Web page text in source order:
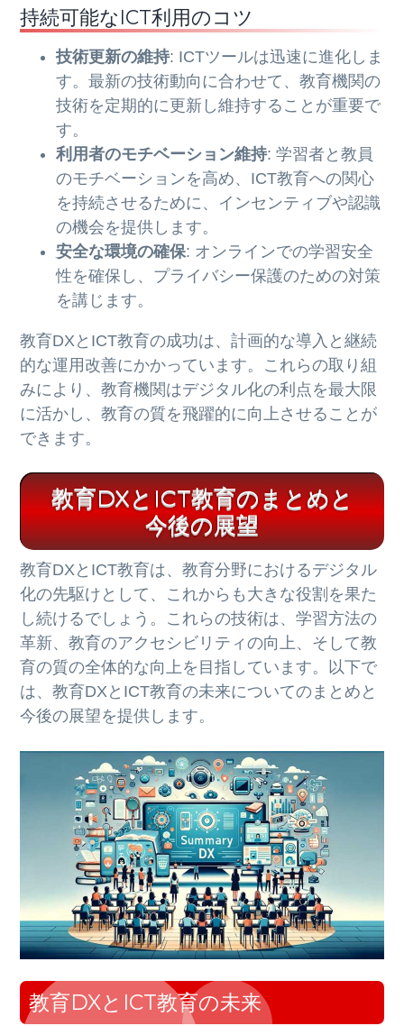
持続可能なICT利用のコツ
技術更新の維持: ICTツールは迅速に進化しま
す。最新の技術動向に合わせて、教育機関の
技術を定期的に更新し維持することが重要で
す。
利用者のモチベーション維持: 学習者と教員
のモチベーションを高め、ICT教育への関心
を持続させるために、インセンティブや認識
の機会を提供します。
安全な環境の確保: オンラインでの学習安全
性を確保し、プライバシー保護のための対策
を講じます。
教育DXとICT教育の成功は、計画的な導入と継続
的な運用改善にかかっています。これらの取り組
みにより、教育機関はデジタル化の利点を最大限
に活かし、教育の質を飛躍的に向上させることが
できます。
教育DXとICT教育のまとめと
今後の展望
教育DXとICT教育は、教育分野におけるデジタル
化の先駆けとして、これからも大きな役割を果た
し続けるでしょう。これらの技術は、学習方法の
革新、教育のアクセシビリティの向上、そして教
育の質の全体的な向上を目指しています。以下で
は、教育DXとICT教育の未来についてのまとめと
今後の展望を提供します。
教育DXとICT教育の未来